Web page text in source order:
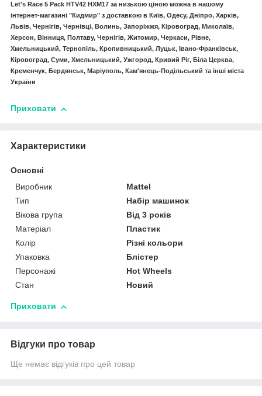
Let's Race 5 Pack HTV42 HXM17 за низькою ціною можна в нашому
інтернет-магазині "Кидмир" з доставкою в Київ, Одесу, Дніпро, Харків,
Львів, Чернігів, Чернівці, Волинь, Запоріжжя, Кіровоград, Миколаїв,
Херсон, Вінниця, Полтаву, Чернігів, Житомир, Черкаси, Рівне,
Хмельницький, Тернопіль, Кропивницький, Луцьк, Івано-Франківськ,
Кіровоград, Суми, Хмельницький, Ужгород, Кривий Ріг, Біла Церква,
Кременчук, Бердянськ, Маріуполь, Кам'янець-Подільський та інші міста
України
Приховати
Характеристики
Основні
Виробник
Mattel
Тип
Набір машинок
Вікова група
Від 3 років
Матеріал
Пластик
Колір
Різні кольори
Упаковка
Блістер
Персонажі
Hot Wheels
Стан
Новий
Приховати
Відгуки про товар
Ще немає відгуків про цей товар